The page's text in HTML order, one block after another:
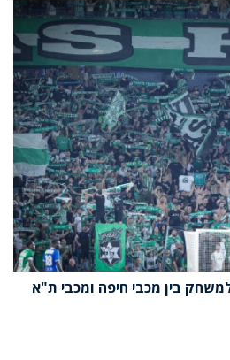
בין מכבי חיפה ומכבי ת"א